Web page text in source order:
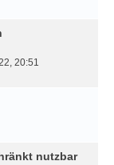
20:51
nutzbar